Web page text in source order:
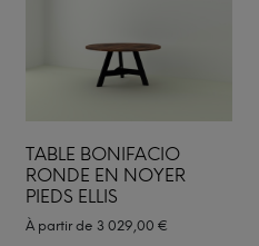
TABLE BONIFACIO
RONDE EN NOYER
PIEDS ELLIS
À partir de 3 029,00 €